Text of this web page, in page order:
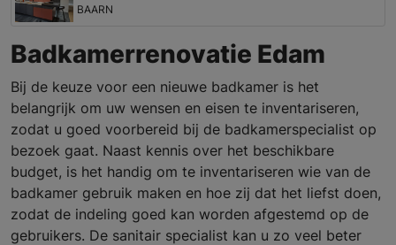
BAARN
Badkamerrenovatie Edam
Bij de keuze voor een nieuwe badkamer is het
belangrijk om uw wensen en eisen te inventariseren,
zodat u goed voorbereid bij de badkamerspecialist op
bezoek gaat. Naast kennis over het beschikbare
budget, is het handig om te inventariseren wie van de
badkamer gebruik maken en hoe zij dat het liefst doen,
zodat de indeling goed kan worden afgestemd op de
gebruikers. De sanitair specialist kan u zo veel beter